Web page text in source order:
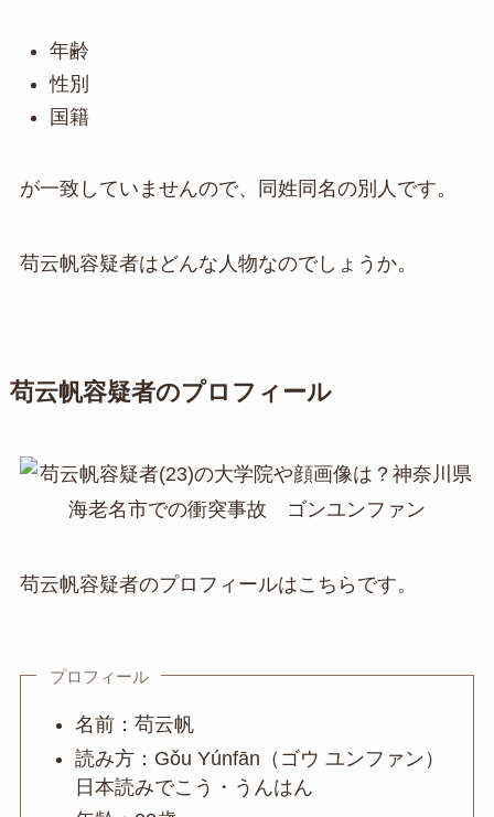
年齢
性別
国籍
が一致していませんので、同姓同名の別人です。
苟云帆容疑者はどんな人物なのでしょうか。
苟云帆容疑者のプロフィール
苟云帆容疑者のプロフィールはこちらです。
プロフィール
名前：苟云帆
読み方：Gǒu Yúnfān（ゴウ ユンファン）
日本読みでこう・うんはん